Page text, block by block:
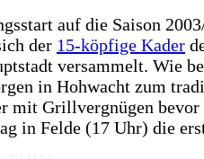
auf die Saison
der 15-köpfige Kader
versammelt. Wie
in Hohwacht zum
mit Grillvergnügen bevor
in Felde (17 Uhr) die